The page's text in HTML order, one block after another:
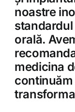
noastre
orală.
medicina